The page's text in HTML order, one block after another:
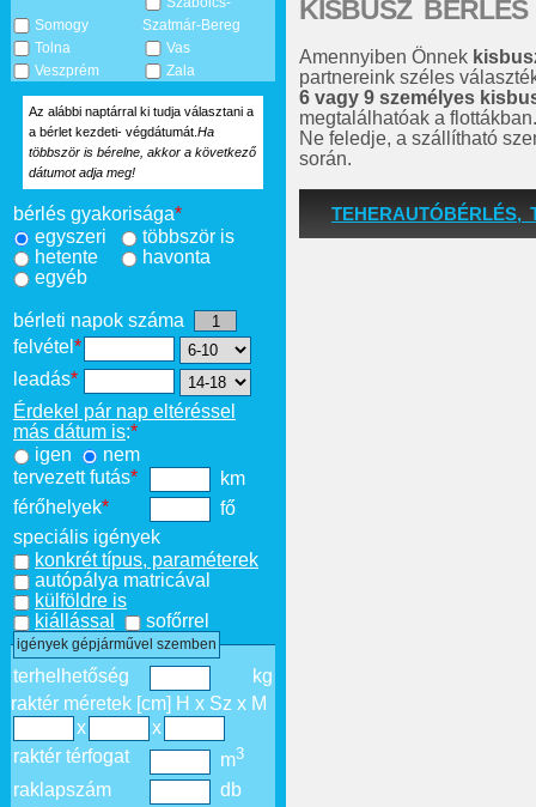
Somogy
Szatmár-Bereg
Tolna
Vas
Veszprém
Zala
Az alábbi naptárral ki tudja választani a
a bérlet kezdeti- végdátumát. Ha
többször is bérelne, akkor a következő
dátumot adja meg!
bérlés gyakorisága*
egyszeri
többször is
hetente
havonta
egyéb
bérleti napok száma
felvétel *
leadás*
Érdekel pár nap eltéréssel
más dátum is:*
igen
nem
tervezett futás*
km
férőhelyek*
fő
speciális igények
konkrét típus, paraméterek
autópálya matricával
külföldre is
kiállással
sofőrrel
igények gépjárművel szemben
terhelhetőség
kg
raktér méretek [cm] H x Sz x M
x
x
raktér térfogat
m3
raklapszám
db
KISBUSZ BÉRLÉS
Amennyiben Önnek
partnereink széles
6 vagy 9 személyes
megtalálhatóak a flottákban.
Ne feledje, a szállítható
során.
TEHERAUTÓBÉRLÉS,